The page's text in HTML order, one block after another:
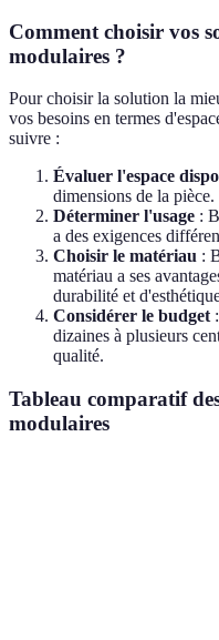
Comment choisir vos
modulaires ?
Pour choisir la solution la
vos besoins en termes
suivre :
Évaluer l'espace
dimensions de la pièce.
Déterminer l'usage :
a des exigences
Choisir le matériau :
matériau a ses
durabilité et
Considérer le budget
dizaines à plusieurs
qualité.
Tableau comparatif
modulaires